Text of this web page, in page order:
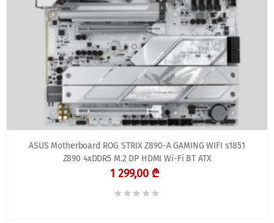
ASUS Motherboard ROG STRIX Z890-A GAMING WIFI s1851
Z890 4xDDR5 M.2 DP HDMI Wi-Fi BT ATX
1 299,00 ₾